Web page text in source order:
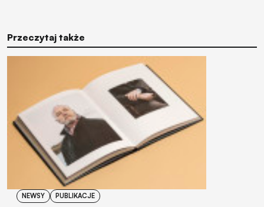
Przeczytaj także
NEWSY PUBLIKACJE